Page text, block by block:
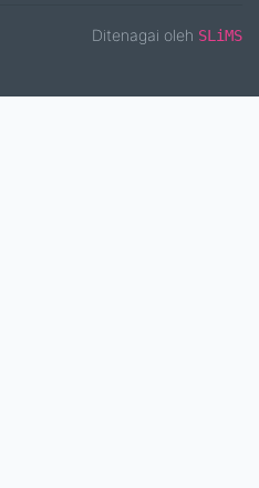
Ditenagai oleh SLiMS